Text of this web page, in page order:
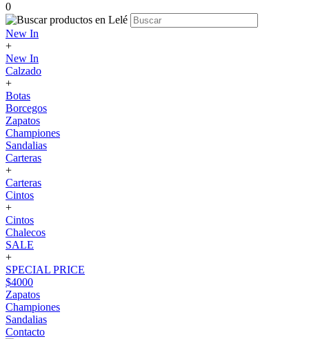
0
New In
+
New In
Calzado
+
Botas
Borcegos
Zapatos
Championes
Sandalias
Carteras
+
Carteras
Cintos
+
Cintos
Chalecos
SALE
+
SPECIAL PRICE
$4000
Zapatos
Championes
Sandalias
Contacto